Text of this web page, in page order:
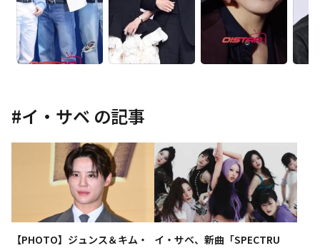
#イ・サベ の記事
【PHOTO】ジュンス＆キム・
イ・サベ、新曲「SPECTRU